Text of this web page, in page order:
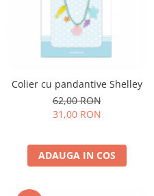
Colier cu pandantive Shelley
62,00 RON
31,00 RON
ADAUGA IN COS